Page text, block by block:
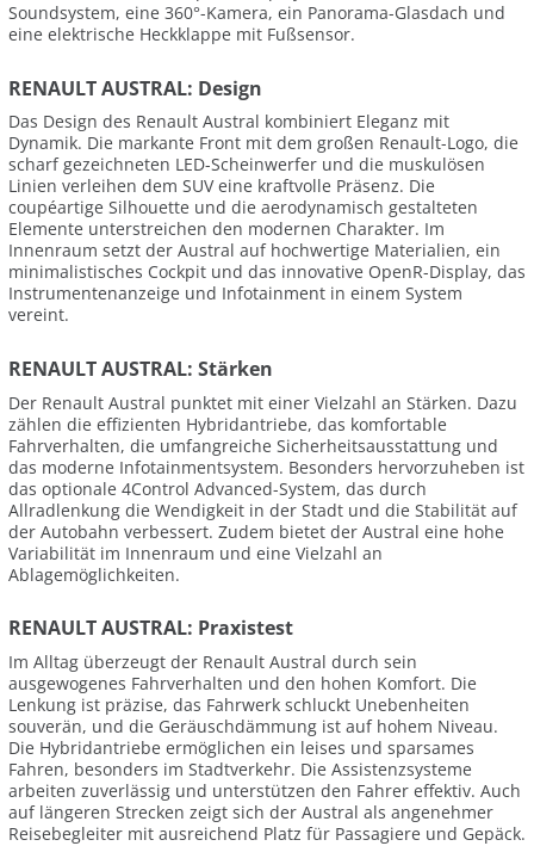
Soundsystem, eine 360°-Kamera, ein Panorama-Glasdach und
eine elektrische Heckklappe mit Fußsensor.
RENAULT AUSTRAL: Design
Das Design des Renault Austral kombiniert Eleganz mit
Dynamik. Die markante Front mit dem großen Renault-Logo, die
scharf gezeichneten LED-Scheinwerfer und die muskulösen
Linien verleihen dem SUV eine kraftvolle Präsenz. Die
coupéartige Silhouette und die aerodynamisch gestalteten
Elemente unterstreichen den modernen Charakter. Im
Innenraum setzt der Austral auf hochwertige Materialien, ein
minimalistisches Cockpit und das innovative OpenR-Display, das
Instrumentenanzeige und Infotainment in einem System
vereint.
RENAULT AUSTRAL: Stärken
Der Renault Austral punktet mit einer Vielzahl an Stärken. Dazu
zählen die effizienten Hybridantriebe, das komfortable
Fahrverhalten, die umfangreiche Sicherheitsausstattung und
das moderne Infotainmentsystem. Besonders hervorzuheben ist
das optionale 4Control Advanced-System, das durch
Allradlenkung die Wendigkeit in der Stadt und die Stabilität auf
der Autobahn verbessert. Zudem bietet der Austral eine hohe
Variabilität im Innenraum und eine Vielzahl an
Ablagemöglichkeiten.
RENAULT AUSTRAL: Praxistest
Im Alltag überzeugt der Renault Austral durch sein
ausgewogenes Fahrverhalten und den hohen Komfort. Die
Lenkung ist präzise, das Fahrwerk schluckt Unebenheiten
souverän, und die Geräuschdämmung ist auf hohem Niveau.
Die Hybridantriebe ermöglichen ein leises und sparsames
Fahren, besonders im Stadtverkehr. Die Assistenzsysteme
arbeiten zuverlässig und unterstützen den Fahrer effektiv. Auch
auf längeren Strecken zeigt sich der Austral als angenehmer
Reisebegleiter mit ausreichend Platz für Passagiere und Gepäck.